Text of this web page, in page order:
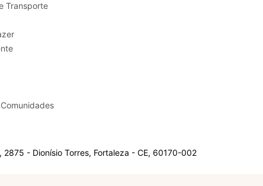
Transporte
e Lazer
- Dionísio Torres, Fortaleza - CE, 60170-002